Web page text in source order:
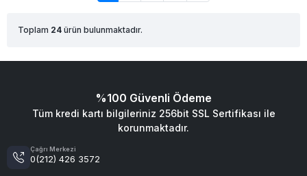
Toplam 24 ürün bulunmaktadır.
%100 Güvenli Ödeme
Tüm kredi kartı bilgileriniz 256bit SSL Sertifikası ile
korunmaktadır.
Çağrı Merkezi
0(212) 426 3572